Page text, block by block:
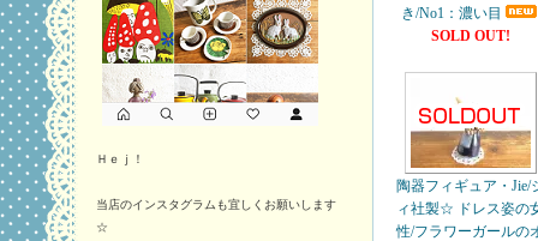
Ｈｅｊ！
当店のインスタグラムも宜しくお願いします
☆
き/No1：濃い目
SOLD OUT!
陶器フィギュア・Jie/
ィ社製☆ ドレス姿の
性/フラワーガールの